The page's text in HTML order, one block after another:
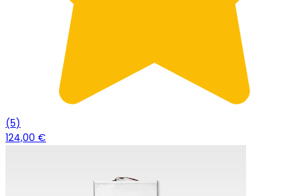
(5)
124,00 €